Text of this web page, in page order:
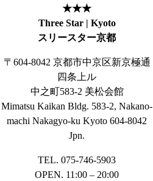
★★★
Three Star | Kyoto
スリースター京都
〒604-8042 京都市中京区新京極通
四条上ル
中之町583-2 美松会館
Mimatsu Kaikan Bldg. 583-2, Nakano-
machi Nakagyo-ku Kyoto 604-8042
Jpn.
TEL. 075-746-5903
OPEN. 11:00 – 20:00